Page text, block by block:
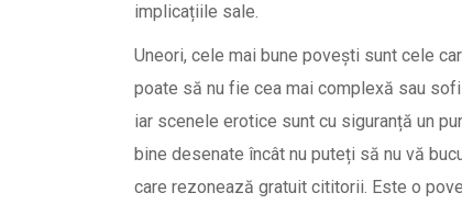
implicațiile sale.
Uneori, cele mai bune povești sunt cele
poate să nu fie cea mai complexă sau
iar scenele erotice sunt cu siguranță un
bine desenate încât nu puteți să nu vă
care rezonează gratuit cititorii. Este o